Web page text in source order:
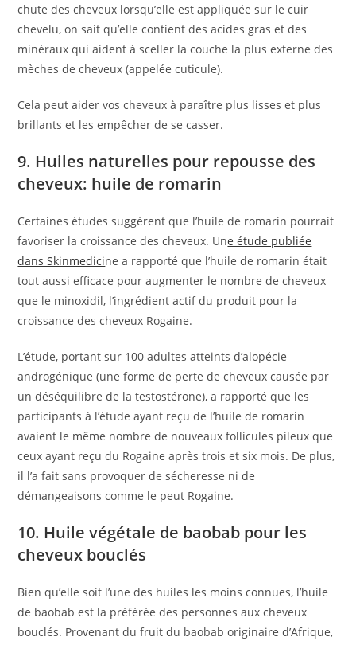
chute des cheveux lorsqu’elle est appliquée sur le cuir
chevelu, on sait qu’elle contient des acides gras et des
minéraux qui aident à sceller la couche la plus externe des
mèches de cheveux (appelée cuticule).
Cela peut aider vos cheveux à paraître plus lisses et plus
brillants et les empêcher de se casser.
9. Huiles naturelles pour repousse des
cheveux: huile de romarin
Certaines études suggèrent que l’huile de romarin pourrait
favoriser la croissance des cheveux. Une étude publiée
dans Skinmedicine a rapporté que l’huile de romarin était
tout aussi efficace pour augmenter le nombre de cheveux
que le minoxidil, l’ingrédient actif du produit pour la
croissance des cheveux Rogaine.
L’étude, portant sur 100 adultes atteints d’alopécie
androgénique (une forme de perte de cheveux causée par
un déséquilibre de la testostérone), a rapporté que les
participants à l’étude ayant reçu de l’huile de romarin
avaient le même nombre de nouveaux follicules pileux que
ceux ayant reçu du Rogaine après trois et six mois. De plus,
il l’a fait sans provoquer de sécheresse ni de
démangeaisons comme le peut Rogaine.
10. Huile végétale de baobab pour les
cheveux bouclés
Bien qu’elle soit l’une des huiles les moins connues, l’huile
de baobab est la préférée des personnes aux cheveux
bouclés. Provenant du fruit du baobab originaire d’Afrique,